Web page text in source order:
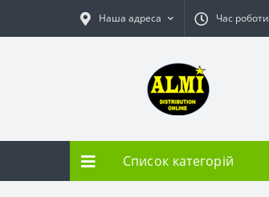
Наша адреса Час роботи
Список категорій